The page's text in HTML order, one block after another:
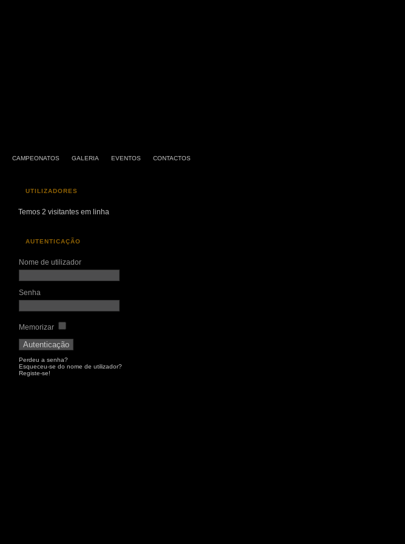
CAMPEONATOS GALERIA EVENTOS CONTACTOS
UTILIZADORES
Temos 2 visitantes em linha
AUTENTICAÇÃO
Nome de utilizador
Senha
Memorizar
Perdeu a senha?
Esqueceu-se do nome de utilizador?
Registe-se!